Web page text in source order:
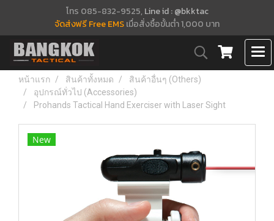
โทร 085-832-9525, Line id : @bkktac
จัดส่งฟรี Free EMSเมื่อสั่งซื้อขั้นต่ำ 1,000 บาท
หน้าแรก สินค้าทั้งหมด
สินค้าอื่นๆ (Others)
อุปกรณ์ทั่วไป (Accessories)
Prohands Tactical Hand Exerciser with Laser Sight
New